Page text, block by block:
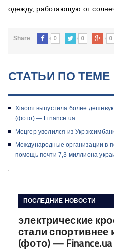
одежду, работающую от
Share 0 0 0
СТАТЬИ ПО ТЕМЕ
Xiaomi выпустила более
(фото) — Finance.ua
Мецгер уволился из
Международные организации в
помощь почти 7,3 миллиона
ПОСЛЕДНИЕ НОВОСТИ
электрические
стали спортивнее
(фото) — Finance.ua